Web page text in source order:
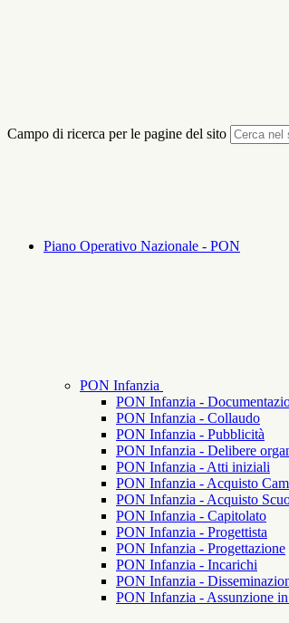
Campo di ricerca per le pagine del sito
Piano Operativo Nazionale - PON
PON Infanzia
PON Infanzia -
PON Infanzia - Collaudo
PON Infanzia - Pubblicità
PON Infanzia - Delibere
PON Infanzia - Atti iniziali
PON Infanzia - Acquisto
PON Infanzia - Acquisto
PON Infanzia - Capitolato
PON Infanzia - Progettista
PON Infanzia - Progettazione
PON Infanzia - Incarichi
PON Infanzia -
PON Infanzia - Assunzione